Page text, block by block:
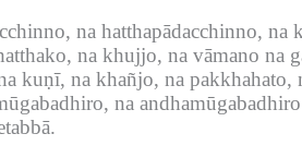
na hatthapādacchinno, na
na khujjo, na vāmano na
kuṇī, na khañjo, na
na